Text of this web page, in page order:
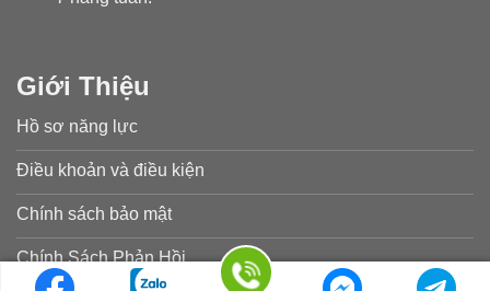
Giới Thiệu
Hồ sơ năng lực
Điều khoản và điều kiện
Chính sách bảo mật
Chính Sách Phản Hồi